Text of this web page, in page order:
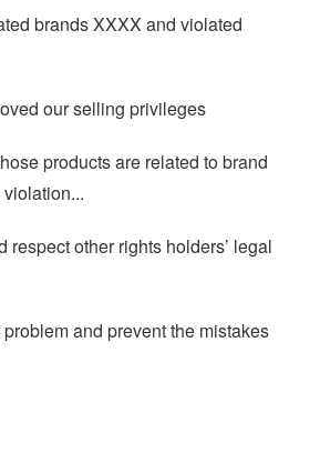
brands XXXX and violated
our selling privileges
products are related to brand
respect other rights holders’ legal
and prevent the mistakes